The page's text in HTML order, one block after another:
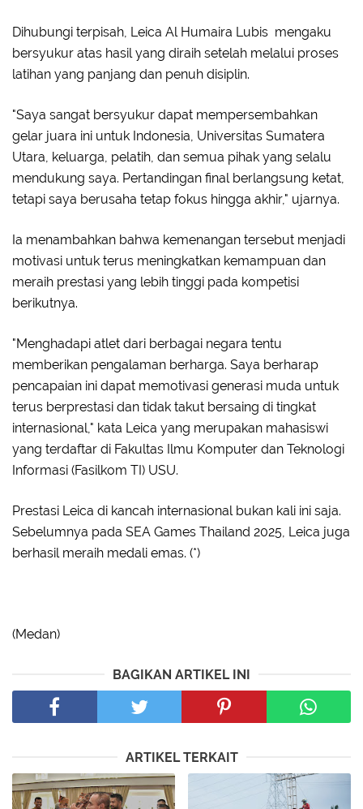
Dihubungi terpisah, Leica Al Humaira Lubis mengaku
bersyukur atas hasil yang diraih setelah melalui proses
latihan yang panjang dan penuh disiplin.
"Saya sangat bersyukur dapat mempersembahkan
gelar juara ini untuk Indonesia, Universitas Sumatera
Utara, keluarga, pelatih, dan semua pihak yang selalu
mendukung saya. Pertandingan final berlangsung ketat,
tetapi saya berusaha tetap fokus hingga akhir," ujarnya.
Ia menambahkan bahwa kemenangan tersebut menjadi
motivasi untuk terus meningkatkan kemampuan dan
meraih prestasi yang lebih tinggi pada kompetisi
berikutnya.
"Menghadapi atlet dari berbagai negara tentu
memberikan pengalaman berharga. Saya berharap
pencapaian ini dapat memotivasi generasi muda untuk
terus berprestasi dan tidak takut bersaing di tingkat
internasional," kata Leica yang merupakan mahasiswi
yang terdaftar di Fakultas Ilmu Komputer dan Teknologi
Informasi (Fasilkom TI) USU.
Prestasi Leica di kancah internasional bukan kali ini saja.
Sebelumnya pada SEA Games Thailand 2025, Leica juga
berhasil meraih medali emas. (*)
(Medan)
BAGIKAN ARTIKEL INI
ARTIKEL TERKAIT